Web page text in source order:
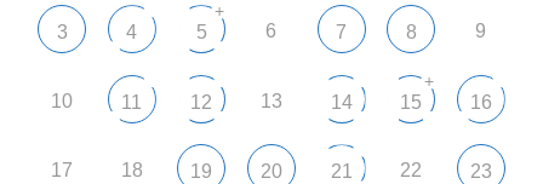
3 4 5
+
6 7 8 9
10 11 12 13 14 15
+
16
17 18 19 20 21 22 23